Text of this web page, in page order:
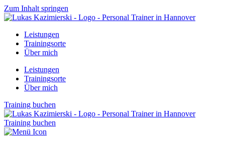
Zum Inhalt springen
Leistungen
Trainingsorte
Über mich
Leistungen
Trainingsorte
Über mich
Training buchen
Training buchen